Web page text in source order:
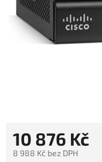
10 876 Kč
8 988 Kč bez DPH